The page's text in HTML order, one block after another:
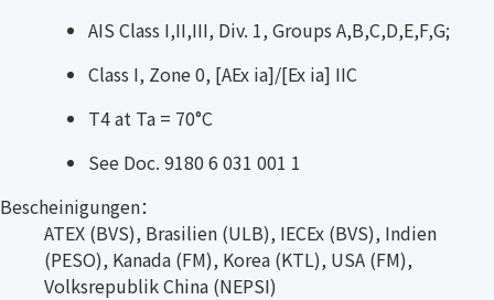
AIS Class I,II,III, Div. 1, Groups A,B,C,D,E,F,G;
Class I, Zone 0, [AEx ia]/[Ex ia] IIC
T4 at Ta = 70°C
See Doc. 9180 6 031 001 1
Bescheinigungen：
ATEX (BVS), Brasilien (ULB), IECEx (BVS), Indien
(PESO), Kanada (FM), Korea (KTL), USA (FM),
Volksrepublik China (NEPSI)